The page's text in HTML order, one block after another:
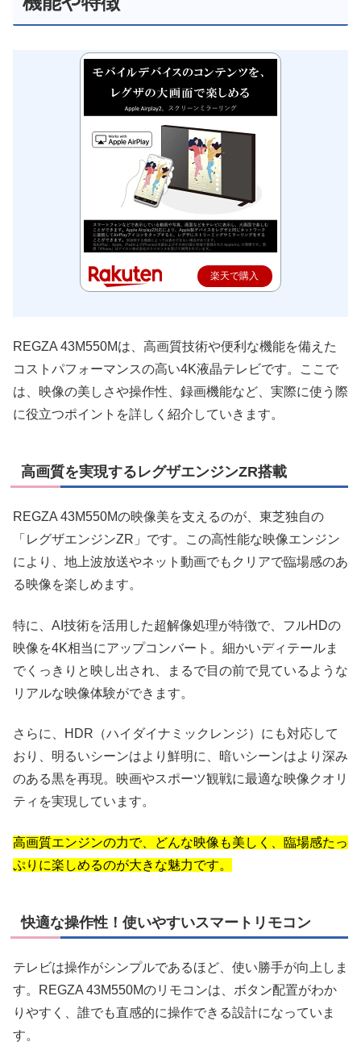
楽天で購入
REGZA 43M550Mは、高画質技術や便利な機能を備えた
コストパフォーマンスの高い4K液晶テレビです。ここで
は、映像の美しさや操作性、録画機能など、実際に使う際
に役立つポイントを詳しく紹介していきます。
高画質を実現するレグザエンジンZR搭載
REGZA 43M550Mの映像美を支えるのが、東芝独自の
「レグザエンジンZR」です。この高性能な映像エンジン
により、地上波放送やネット動画でもクリアで臨場感のあ
る映像を楽しめます。
特に、AI技術を活用した超解像処理が特徴で、フルHDの
映像を4K相当にアップコンバート。細かいディテールま
でくっきりと映し出され、まるで目の前で見ているような
リアルな映像体験ができます。
さらに、HDR（ハイダイナミックレンジ）にも対応して
おり、明るいシーンはより鮮明に、暗いシーンはより深み
のある黒を再現。映画やスポーツ観戦に最適な映像クオリ
ティを実現しています。
高画質エンジンの力で、どんな映像も美しく、臨場感たっ
ぷりに楽しめるのが大きな魅力です。
快適な操作性！使いやすいスマートリモコン
テレビは操作がシンプルであるほど、使い勝手が向上しま
す。REGZA 43M550Mのリモコンは、ボタン配置がわか
りやすく、誰でも直感的に操作できる設計になっていま
す。